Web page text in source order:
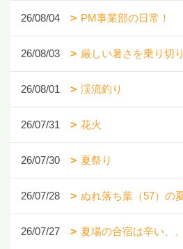
26/08/04 PM事業部の日常！
26/08/03 厳しい暑さを乗り切
26/08/01 渓流釣り
26/07/31 花火
26/07/30 夏祭り
26/07/28 ぬれ落ち葉（57）の夏
26/07/27 夏場の合宿は辛い、、